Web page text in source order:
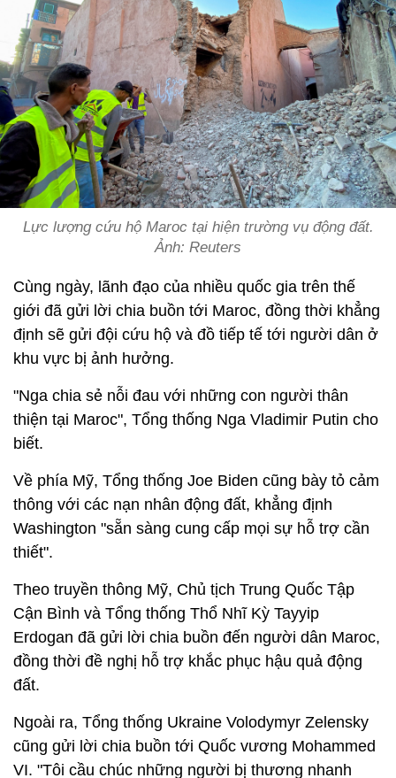
Lực lượng cứu hộ Maroc tại hiện trường vụ động đất.
Ảnh: Reuters
Cùng ngày, lãnh đạo của nhiều quốc gia trên thế
giới đã gửi lời chia buồn tới Maroc, đồng thời khẳng
định sẽ gửi đội cứu hộ và đồ tiếp tế tới người dân ở
khu vực bị ảnh hưởng.
"Nga chia sẻ nỗi đau với những con người thân
thiện tại Maroc", Tổng thống Nga Vladimir Putin cho
biết.
Về phía Mỹ, Tổng thống Joe Biden cũng bày tỏ cảm
thông với các nạn nhân động đất, khẳng định
Washington "sẵn sàng cung cấp mọi sự hỗ trợ cần
thiết".
Theo truyền thông Mỹ, Chủ tịch Trung Quốc Tập
Cận Bình và Tổng thống Thổ Nhĩ Kỳ Tayyip
Erdogan đã gửi lời chia buồn đến người dân Maroc,
đồng thời đề nghị hỗ trợ khắc phục hậu quả động
đất.
Ngoài ra, Tổng thống Ukraine Volodymyr Zelensky
cũng gửi lời chia buồn tới Quốc vương Mohammed
VI. "Tôi cầu chúc những người bị thương nhanh